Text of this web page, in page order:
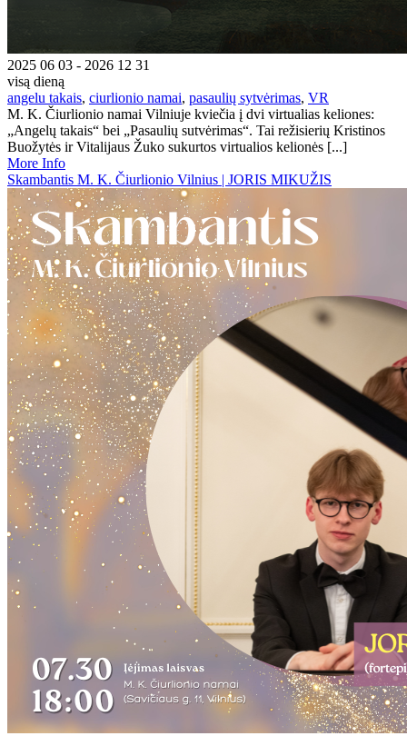
2025 06 03 - 2026 12 31
visą dieną
angelu takais, ciurlionio namai, pasaulių sytvėrimas, VR
M. K. Čiurlionio namai Vilniuje kviečia į dvi virtualias keliones:
„Angelų takais“ bei „Pasaulių sutvėrimas“. Tai režisierių Kristinos
Buožytės ir Vitalijaus Žuko sukurtos virtualios kelionės [...]
More Info
Skambantis M. K. Čiurlionio Vilnius | JORIS MIKUŽIS